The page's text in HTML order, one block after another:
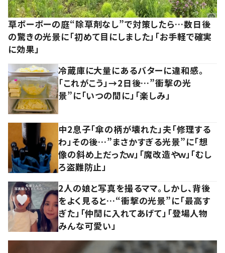
草ボーボーの庭“除草剤なし”で対策したら…数日後
の驚きの光景に「初めて目にしました」「お手軽で確実
に効果」
冷蔵庫に大量にあるバターに違和感。
「これがこう」→2日後…”衝撃の光
景”に「いつの間に」「楽しみ」
中2息子「傘の柄が壊れた」夫「修理する
わ」その後…”まさかすぎる光景”に「想
像の斜め上だったｗ」「魔改造やｗ」「むし
ろ盗難防止」
2人の娘と写真を撮るママ。しかし、背後
をよく見ると…“衝撃の光景”に「最高す
ぎた」「仲間に入れてあげて」「登場人物
みんな可愛い」